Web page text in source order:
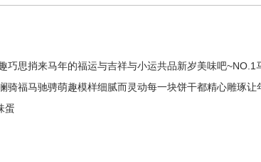
思捎来马年的福运与吉祥与小运共品新岁美味吧~NO.1
福马驰骋萌趣模样细腻而灵动每一块饼干都精心雕琢
蛋